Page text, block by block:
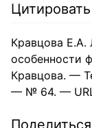
Цитировать
Кравцова Е.А.
особенности
Кравцова. —
— № 64. —
Поделиться